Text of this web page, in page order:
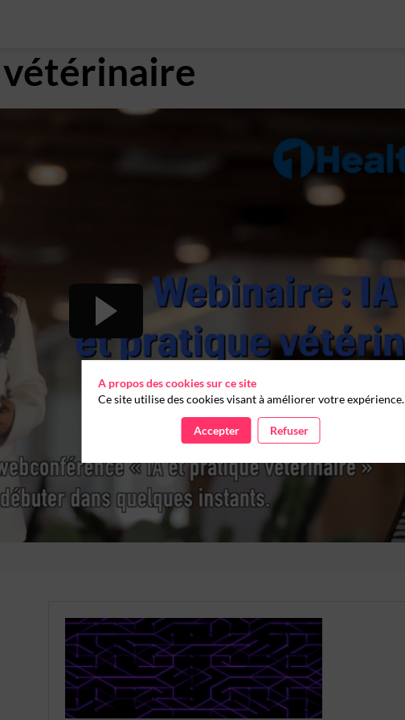
A propos des cookies sur ce site
Ce site utilise des cookies visant à améliorer votre expérience.
Accepter Refuser